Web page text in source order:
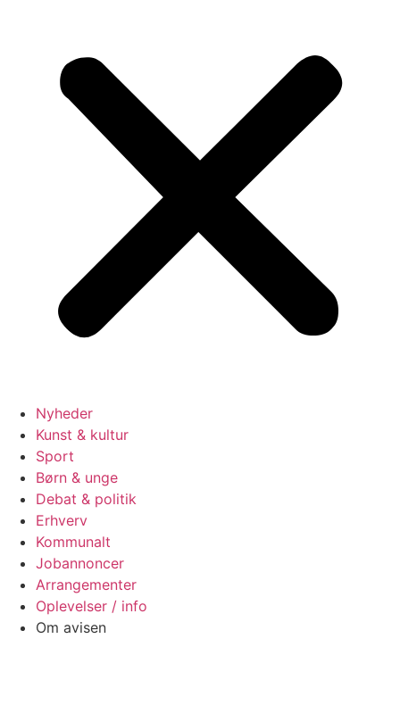
Nyheder
Kunst & kultur
Sport
Børn & unge
Debat & politik
Erhverv
Kommunalt
Jobannoncer
Arrangementer
Oplevelser / info
Om avisen